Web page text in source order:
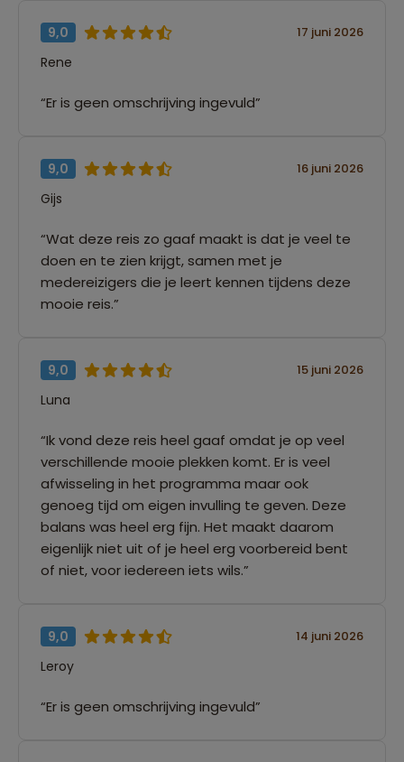
9,0 17 juni 2026
Rene
“Er is geen omschrijving ingevuld”
9,0 16 juni 2026
Gijs
“Wat deze reis zo gaaf maakt is dat je veel te
doen en te zien krijgt, samen met je
medereizigers die je leert kennen tijdens deze
mooie reis.”
9,0 15 juni 2026
Luna
“Ik vond deze reis heel gaaf omdat je op veel
verschillende mooie plekken komt. Er is veel
afwisseling in het programma maar ook
genoeg tijd om eigen invulling te geven. Deze
balans was heel erg fijn. Het maakt daarom
eigenlijk niet uit of je heel erg voorbereid bent
of niet, voor iedereen iets wils.”
9,0 14 juni 2026
Leroy
“Er is geen omschrijving ingevuld”